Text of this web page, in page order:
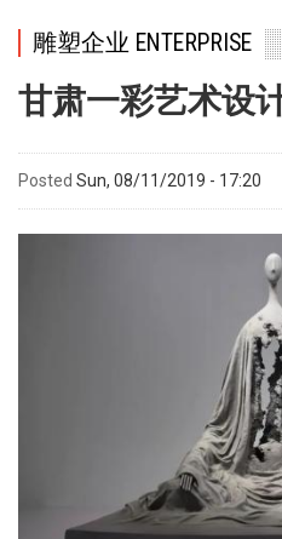
雕塑企业 ENTERPRISE
甘肃一彩艺术设
Posted Sun, 08/11/2019 - 17:20